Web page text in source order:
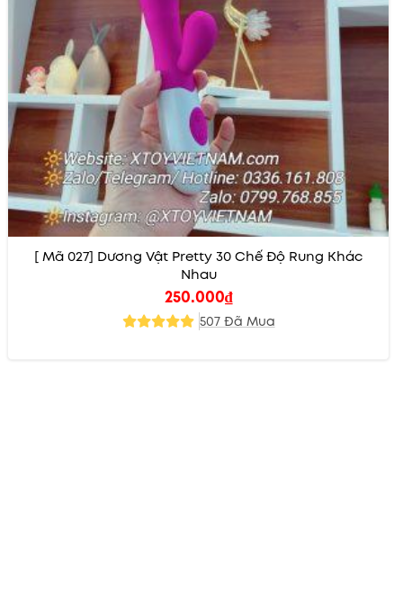
[ Mã 027] Dương Vật Pretty 30 Chế Độ Rung Khác
Nhau
250.000₫
507 Đã Mua